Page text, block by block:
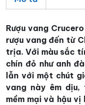
Rượu vang
rượu vang đến từ
trịa. Với màu sắc
chín đỏ như anh
lẫn với một chút
vang này êm
mềm mại và hậu